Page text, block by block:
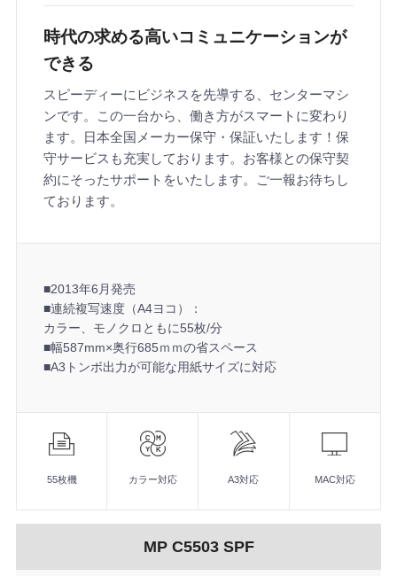
時代の求める高いコミュニケーションが
できる
スピーディーにビジネスを先導する、センターマシ
ンです。この一台から、働き方がスマートに変わり
ます。日本全国メーカー保守・保証いたします！保
守サービスも充実しております。お客様との保守契
約にそったサポートをいたします。ご一報お待ちし
ております。
■2013年6月発売
■連続複写速度（A4ヨコ）：
カラー、モノクロともに55枚/分
■幅587mm×奥行685ｍｍの省スペース
■A3トンボ出力が可能な用紙サイズに対応
55枚機 カラー対応 A3対応 MAC対応
MP C5503 SPF